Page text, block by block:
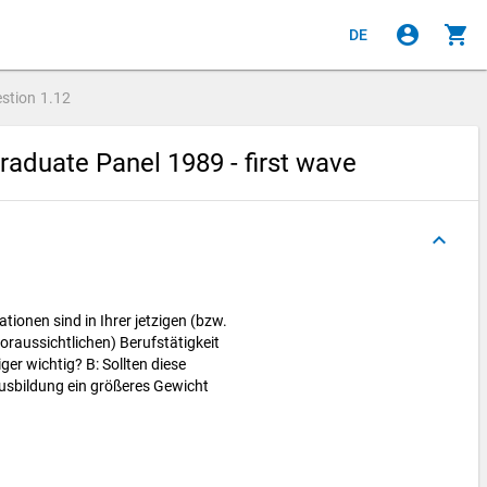
DE account_circle shopping_cart
1.12
Panel 1989 - first wave
keyboard_arrow_up
sind in Ihrer jetzigen (bzw.
Berufstätigkeit
wichtig? B: Sollten diese
ein größeres Gewicht